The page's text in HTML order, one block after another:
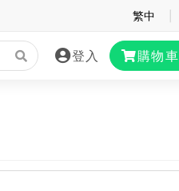
繁中
登入 購物車